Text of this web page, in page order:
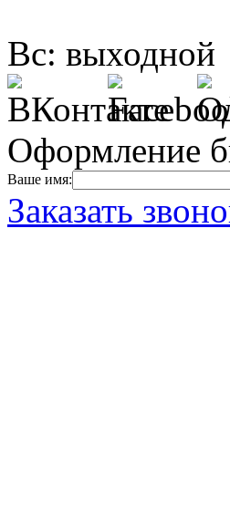
Вс: выходной
Оформление
Ваше имя:
Заказать